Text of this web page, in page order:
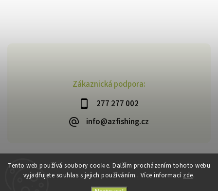
Tento web používá soubory cookie. Dalším procházením tohoto webu
vyjadřujete souhlas s jejich používáním.. Více informací zde.
Zákaznická podpora:
277 277 002
info@azfishing.cz
Copyright 2026AzFishing.cz. Všechna práva vyhrazena.
VytvořilShoptet| Design